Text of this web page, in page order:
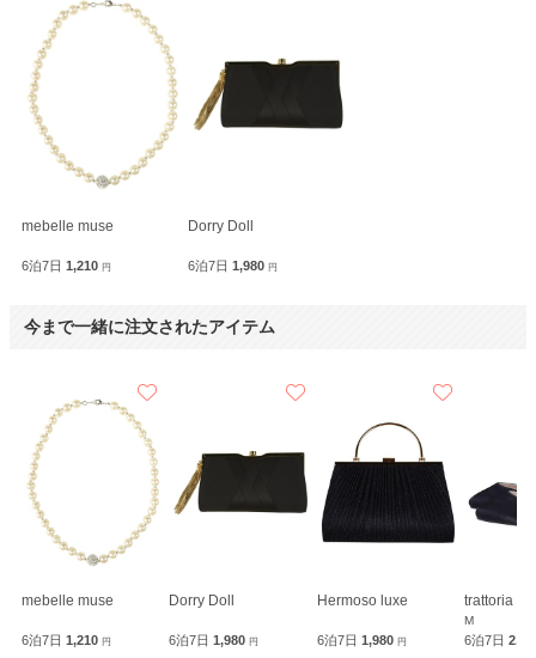
mebelle muse
6泊7日 1,210 円
Dorry Doll
6泊7日 1,980 円
今まで一緒に注文されたアイテム
mebelle muse
6泊7日 1,210 円
Dorry Doll
6泊7日1,980円
Hermoso luxe
6泊7日 1,980 円
trattoria
M
6泊7日